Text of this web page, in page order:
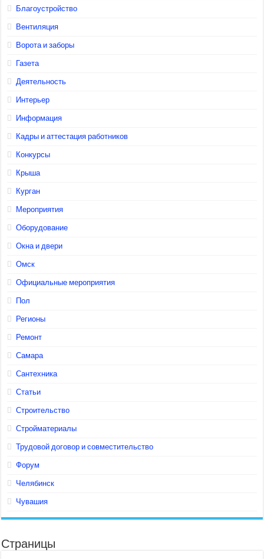
Благоустройство
Вентиляция
Ворота и заборы
Газета
Деятельность
Интерьер
Информация
Кадры и аттестация работников
Конкурсы
Крыша
Курган
Мероприятия
Оборудование
Окна и двери
Омск
Официальные мероприятия
Пол
Регионы
Ремонт
Самара
Сантехника
Статьи
Строительство
Стройматериалы
Трудовой договор и совместительство
Форум
Челябинск
Чувашия
Страницы